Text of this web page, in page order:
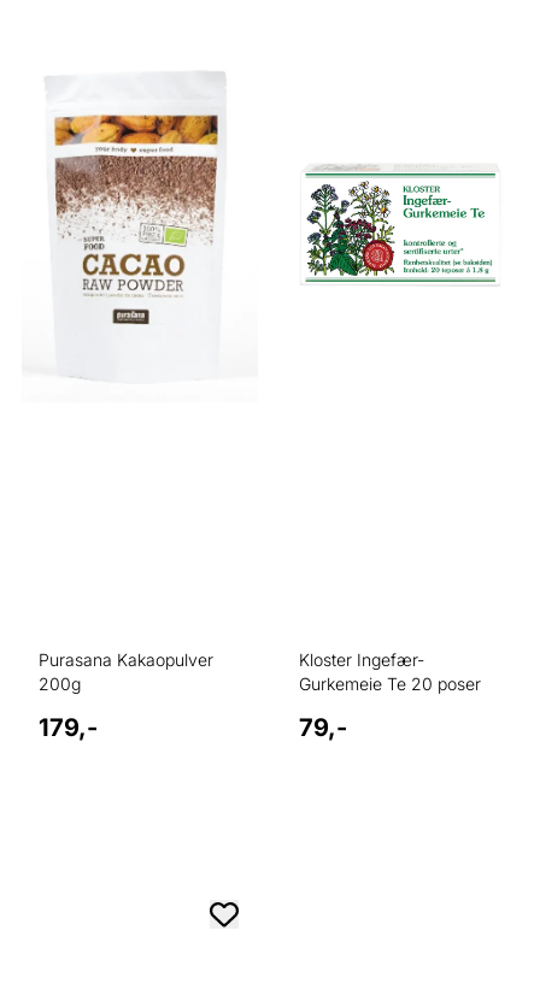
Purasana Kakaopulver
200g
179,-
Kloster Ingefær-
Gurkemeie Te 20 poser
79,-